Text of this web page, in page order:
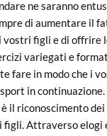
ne saranno
di aumentare il
figli e di offrire
variegati e
fare in modo che i
in
il riconoscimento
Attraverso elogi